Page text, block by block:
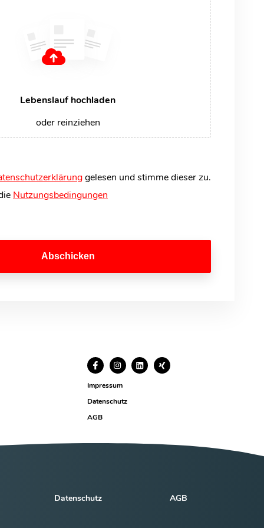
Lebenslauf hochladen
oder reinziehen
gelesen und stimme dieser zu.
Nutzungsbedingungen
Abschicken
Impressum
Datenschutz
AGB
Datenschutz AGB